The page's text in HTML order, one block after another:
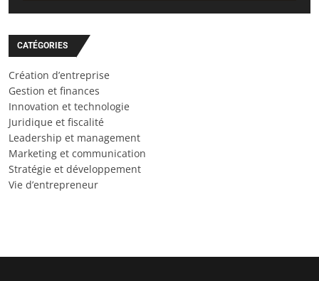
CATÉGORIES
Création d’entreprise
Gestion et finances
Innovation et technologie
Juridique et fiscalité
Leadership et management
Marketing et communication
Stratégie et développement
Vie d’entrepreneur